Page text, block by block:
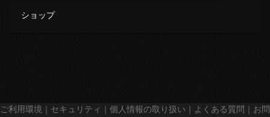
ショップ
ご利用環境 ｜ セキュリティ ｜ 個人情報の取り扱い ｜ よくある質問 ｜ お問